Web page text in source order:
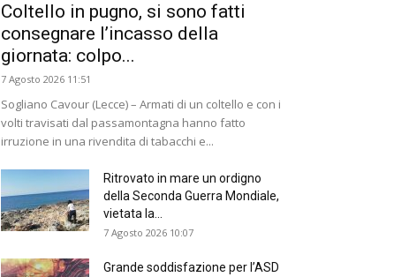
Coltello in pugno, si sono fatti
consegnare l’incasso della
giornata: colpo...
7 Agosto 2026 11:51
Sogliano Cavour (Lecce) – Armati di un coltello e con i
volti travisati dal passamontagna hanno fatto
irruzione in una rivendita di tabacchi e...
Ritrovato in mare un ordigno
della Seconda Guerra Mondiale,
vietata la...
7 Agosto 2026 10:07
Grande soddisfazione per l’ASD